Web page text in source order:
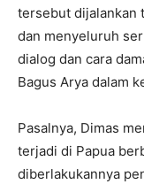
tersebut dijalankan
dan menyeluruh
dialog dan cara
Bagus Arya dalam
Pasalnya, Dimas
terjadi di Papua
diberlakukannya